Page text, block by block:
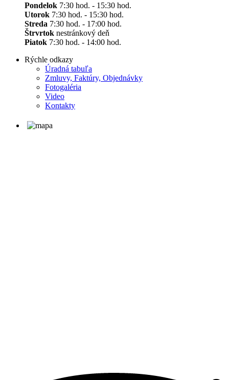
Pondelok 7:30 hod. - 15:30 hod.
Utorok 7:30 hod. - 15:30 hod.
Streda 7:30 hod. - 17:00 hod.
Štrvrtok nestránkový deň
Piatok 7:30 hod. - 14:00 hod.
Rýchle odkazy
Úradná tabuľa
Zmluvy, Faktúry, Objednávky
Fotogaléria
Video
Kontakty